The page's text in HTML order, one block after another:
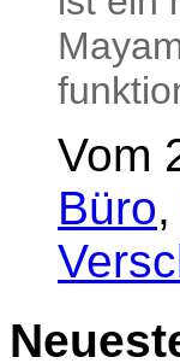
Vom
Büro,